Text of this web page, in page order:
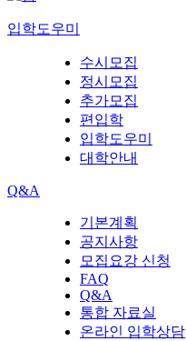
입학도우미
수시모집
정시모집
추가모집
편입학
입학도우미
대학안내
Q&A
기본계획
공지사항
모집요강 신청
FAQ
Q&A
통합 자료실
온라인 입학상담